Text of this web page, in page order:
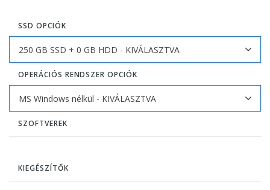
SSD OPCIÓK
OPERÁCIÓS RENDSZER OPCIÓK
SZOFTVEREK
KIEGÉSZÍTŐK